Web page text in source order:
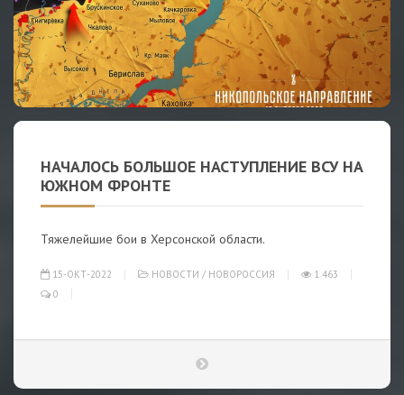
НАЧАЛОСЬ БОЛЬШОЕ НАСТУПЛЕНИЕ ВСУ НА
ЮЖНОМ ФРОНТЕ
Тяжелейшие бои в Херсонской области.
15-ОКТ-2022 НОВОСТИ / НОВОРОССИЯ
1 463
0